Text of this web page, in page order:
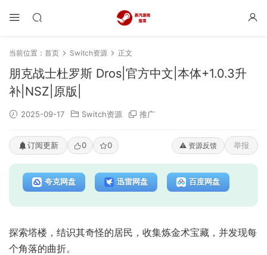
当前位置： 首页 Switch资源 正文
朋克战士杜罗斯 Dros|官方中文|本体+1.0.3升
补|NSZ|原版|
2025-09-17 Switch资源 推广
订阅更新 0 0 ⚠️ 资源反馈 举报
夸克网盘 迅雷网盘 百度网盘
探索塔楼，结识其奇怪的居民，收集炼金术宝藏，并发现每
个角落的曲折。